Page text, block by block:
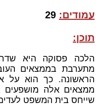
עמודים:
תוכן:
הלכה פסוקה היא
מתערבת בממצאים
הראשונה. כך הוא על
ממצאים אלה מושפעים
שייחס בית המשפט לעדים